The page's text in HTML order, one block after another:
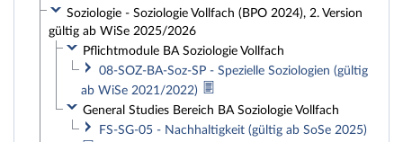
Soziologie - Soziologie Vollfach (BPO 2024), 2. Version
gültig ab WiSe 2025/2026
Pflichtmodule BA Soziologie Vollfach
08-SOZ-BA-Soz-SP - Spezielle Soziologien (gültig
ab WiSe 2021/2022)
General Studies Bereich BA Soziologie Vollfach
FS-SG-05 - Nachhaltigkeit (gültig ab SoSe 2025)